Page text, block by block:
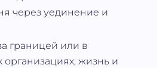
через уединение и
границей или в
жизнь и